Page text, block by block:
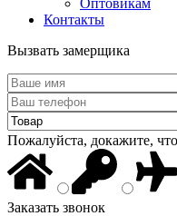
Оптовикам
Контакты
Вызвать замерщика
Пожалуйста, докажите,
Заказать звонок